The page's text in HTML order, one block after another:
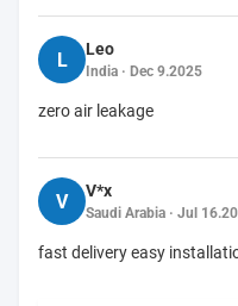
seguridad
de los
seguridad
de los
sistemas
de
L Leo
India · Dec 9.2025
zero air leakage
V V*x
Saudi Arabia · Jul
fast delivery easy